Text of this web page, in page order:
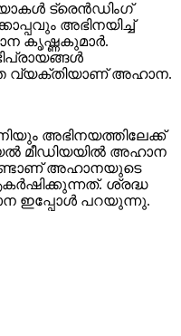
ട്രെൻഡിംഗ്
അഭിനയിച്ച്
കൃഷ്ണകുമാർ.
വ്യക്തിയാണ് അഹാന.
അഭിനയത്തിലേക്ക്
മീഡിയയിൽ അഹാന
അഹാനയുടെ
ശ്രദ്ധ
ഇപ്പോൾ പറയുന്നു.